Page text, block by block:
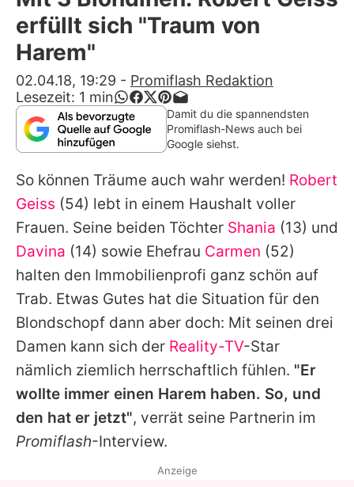
Alle Themen auf Promiflash
App runterladen
Team
Redaktionelle Richtlinien
Impressum
Datenschutzerklärung
Nutzungsbedingungen
Utiq verwalten
erfüllt sich "Traum von
Harem"
02.04.18, 19:29 - Promiflash Redaktion
Lesezeit: 1 min
Damit du die spannendsten
Promiflash-News auch bei
Google siehst.
So können Träume auch wahr werden! Robert
Geiss (54) lebt in einem Haushalt voller
Frauen. Seine beiden Töchter Shania (13) und
Davina (14) sowie Ehefrau Carmen (52)
halten den Immobilienprofi ganz schön auf
Trab. Etwas Gutes hat die Situation für den
Blondschopf dann aber doch: Mit seinen drei
Damen kann sich der Reality-TV-Star
nämlich ziemlich herrschaftlich fühlen. "Er
wollte immer einen Harem haben. So, und
den hat er jetzt", verrät seine Partnerin im
Promiflash-Interview.
Anzeige